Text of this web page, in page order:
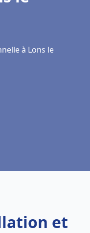
à Lons le
et